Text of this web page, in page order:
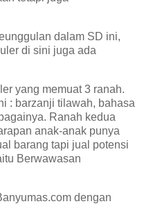
dalam SD ini,
di sini juga ada
yang memuat 3 ranah.
: barzanji tilawah, bahasa
Ranah kedua
anak-anak punya
barang tapi jual potensi
Berwawasan
dengan